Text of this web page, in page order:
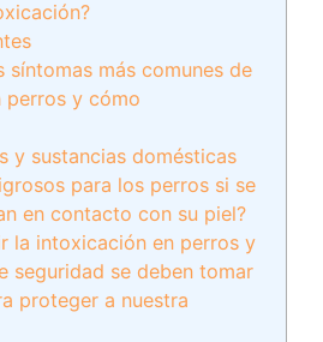
síntomas más comunes de
perros y cómo
y sustancias domésticas
para los perros si se
en contacto con su piel?
la intoxicación en perros y
seguridad se deben tomar
proteger a nuestra